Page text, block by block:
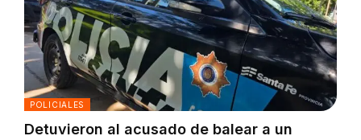
POLICIALES
Detuvieron al acusado de balear a un